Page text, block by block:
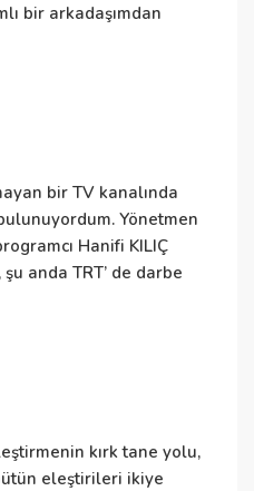
bir arkadaşımdan
bir TV kanalında
Yönetmen
Hanifi KILIÇ
anda TRT’ de darbe
kırk tane yolu,
eleştirileri ikiye